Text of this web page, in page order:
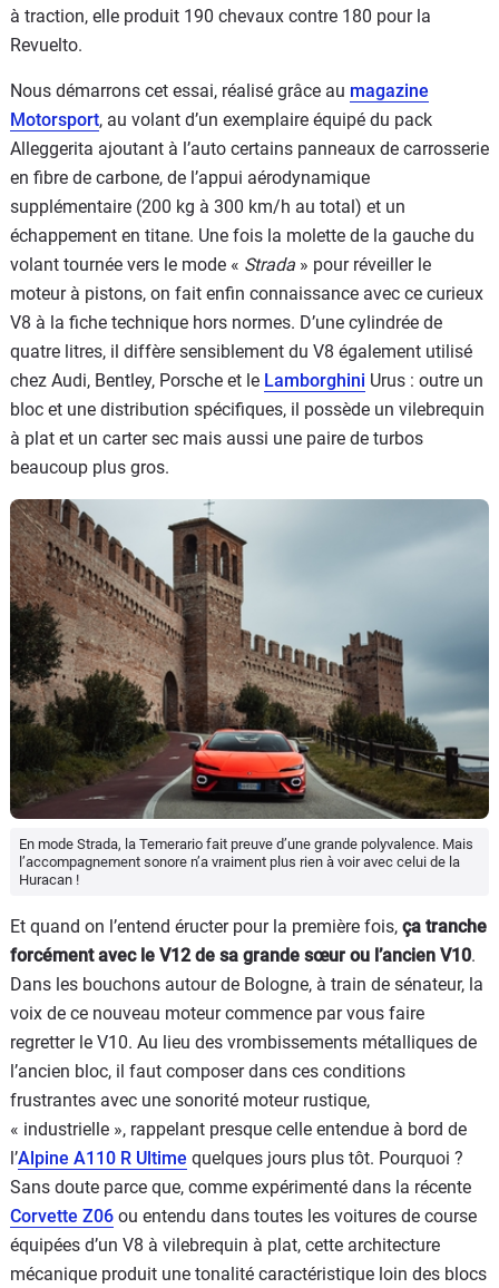
à traction, elle produit 190 chevaux contre 180 pour la
Revuelto.
Nous démarrons cet essai, réalisé grâce au magazine
Motorsport, au volant d’un exemplaire équipé du pack
Alleggerita ajoutant à l’auto certains panneaux de carrosserie
en fibre de carbone, de l’appui aérodynamique
supplémentaire (200 kg à 300 km/h au total) et un
échappement en titane. Une fois la molette de la gauche du
volant tournée vers le mode « Strada » pour réveiller le
moteur à pistons, on fait enfin connaissance avec ce curieux
V8 à la fiche technique hors normes. D’une cylindrée de
quatre litres, il diffère sensiblement du V8 également utilisé
chez Audi, Bentley, Porsche et le Lamborghini Urus : outre un
bloc et une distribution spécifiques, il possède un vilebrequin
à plat et un carter sec mais aussi une paire de turbos
beaucoup plus gros.
En mode Strada, la Temerario fait preuve d’une grande polyvalence. Mais
l’accompagnement sonore n’a vraiment plus rien à voir avec celui de la
Huracan !
Et quand on l’entend éructer pour la première fois, ça tranche
forcément avec le V12 de sa grande sœur ou l’ancien V10.
Dans les bouchons autour de Bologne, à train de sénateur, la
voix de ce nouveau moteur commence par vous faire
regretter le V10. Au lieu des vrombissements métalliques de
l’ancien bloc, il faut composer dans ces conditions
frustrantes avec une sonorité moteur rustique,
« industrielle », rappelant presque celle entendue à bord de
l’Alpine A110 R Ultime quelques jours plus tôt. Pourquoi ?
Sans doute parce que, comme expérimenté dans la récente
Corvette Z06 ou entendu dans toutes les voitures de course
équipées d’un V8 à vilebrequin à plat, cette architecture
mécanique produit une tonalité caractéristique loin des blocs